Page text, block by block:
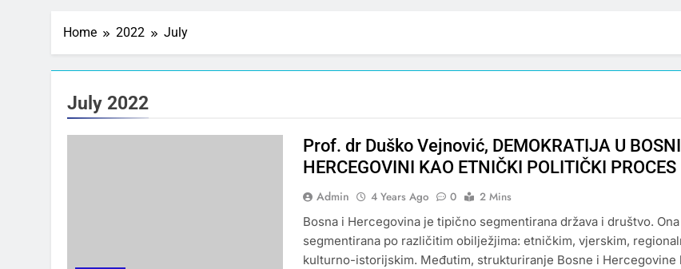
Home 2022 July
July 2022
Prof. dr Duško Vejnović, DEMOKRATIJA U
HERCEGOVINI KAO ETNIČKI POLITIČKI PROCES
Admin 4 Years Ago 0
2 Mins
Bosna i Hercegovina je tipično segmentirana država i društvo.
segmentirana po različitim obilježjima: etničkim, vjerskim,
kulturno-istorijskim. Međutim, strukturiranje Bosne i Hercegovine